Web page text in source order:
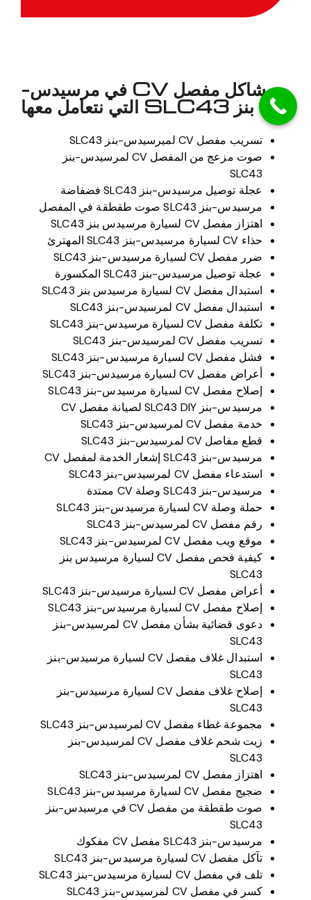
مشاكل مفصل CV في مرسيدس-
بنز SLC43 التي نتعامل معها
تسريب مفصل CV لميرسيدس-بنز SLC43
صوت مزعج من المفصل CV لمرسيدس-بنز
SLC43
عجلة توصيل مرسيدس-بنز SLC43 فضفاضة
مرسيدس-بنز SLC43 صوت طقطقة في المفصل
اهتزاز مفصل CV لسيارة مرسيدس بنز SLC43
حذاء CV لسيارة مرسيدس-بنز SLC43 المهترئ
ضرر مفصل CV لسيارة مرسيدس-بنز SLC43
عجلة توصيل مرسيدس-بنز SLC43 المكسورة
استبدال مفصل CV لسيارة مرسيدس بنز SLC43
استبدال مفصل CV لمرسيدس-بنز SLC43
تكلفة مفصل CV لسيارة مرسيدس-بنز SLC43
تسريب مفصل CV لمرسيدس-بنز SLC43
فشل مفصل CV لسيارة مرسيدس-بنز SLC43
أعراض مفصل CV لسيارة مرسيدس-بنز SLC43
إصلاح مفصل CV لسيارة مرسيدس-بنز SLC43
مرسيدس-بنز SLC43 DIY لصيانة مفصل CV
خدمة مفصل CV لمرسيدس-بنز SLC43
قطع مفاصل CV لمرسيدس-بنز SLC43
مرسيدس-بنز SLC43 إشعار الخدمة لمفصل CV
استدعاء مفصل CV لمرسيدس-بنز SLC43
مرسيدس-بنز SLC43 وصلة CV ممتدة
حملة وصلة CV لسيارة مرسيدس-بنز SLC43
رقم مفصل CV لمرسيدس-بنز SLC43
موقع ويب مفصل CV لمرسيدس-بنز SLC43
كيفية فحص مفصل CV لسيارة مرسيدس بنز
SLC43
أعراض مفصل CV لسيارة مرسيدس-بنز SLC43
إصلاح مفصل CV لسيارة مرسيدس-بنز SLC43
دعوى قضائية بشأن مفصل CV لمرسيدس-بنز
SLC43
استبدال غلاف مفصل CV لسيارة مرسيدس-بنز
SLC43
إصلاح غلاف مفصل CV لسيارة مرسيدس-بنز
SLC43
مجموعة غطاء مفصل CV لمرسيدس-بنز SLC43
زيت شحم غلاف مفصل CV لمرسيدس-بنز
SLC43
اهتزاز مفصل CV لمرسيدس-بنز SLC43
ضجيج مفصل CV لسيارة مرسيدس-بنز SLC43
صوت طقطقة من مفصل CV في مرسيدس-بنز
SLC43
مرسيدس-بنز SLC43 مفصل CV مفكوك
تآكل مفصل CV لسيارة مرسيدس-بنز SLC43
تلف في مفصل CV لسيارة مرسيدس-بنز SLC43
كسر في مفصل CV لمرسيدس-بنز SLC43